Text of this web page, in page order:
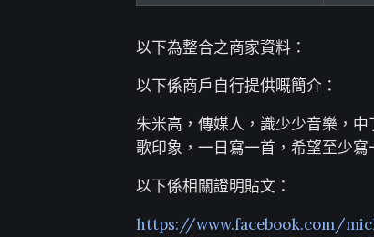
以下為整合之商家資料：
以下係商戶自行提供嘅簡介：
朱米高，傳媒人，識少少音樂，
歌印象，一日寫一首，希望至少寫
以下係相關證明貼文：
https://www.facebook.com/